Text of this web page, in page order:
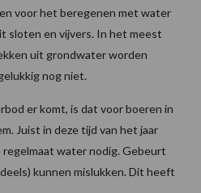
voor het beregenen met water
sloten en vijvers. In het meest
uit grondwater worden
nog niet.
er komt, is dat voor boeren in
Juist in deze tijd van het jaar
water nodig. Gebeurt
kunnen mislukken. Dit heeft